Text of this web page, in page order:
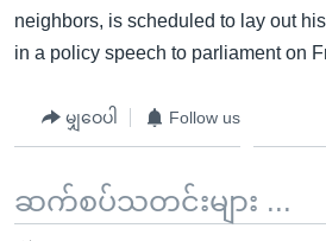
neighbors, is scheduled to lay out
in a policy speech to parliament on
မျှဝေပါ Follow us
ဆက်စပ်သတင်းများ ...